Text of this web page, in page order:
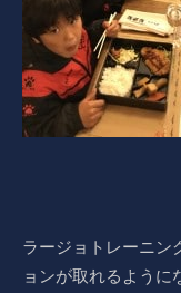
ラージョトレーニン
ョンが取れるように